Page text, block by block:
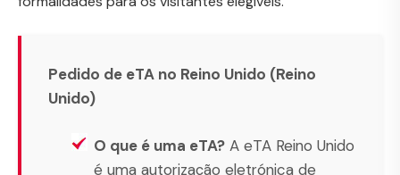
Pedido de eTA no Reino Unido (Reino
Unido)
O que é uma eTA? A eTA Reino Unido
é uma autorização eletrónica de